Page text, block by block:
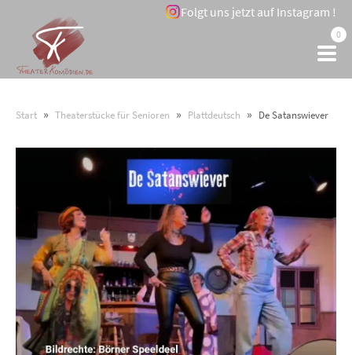
Folgt uns jetzt auf Instagram !
0
Start » Theaterstücke für Senioren » Plattdeutsch » De Satanswiever